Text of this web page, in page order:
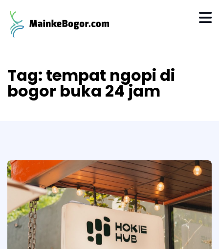
Tag: tempat ngopi di
bogor buka 24 jam